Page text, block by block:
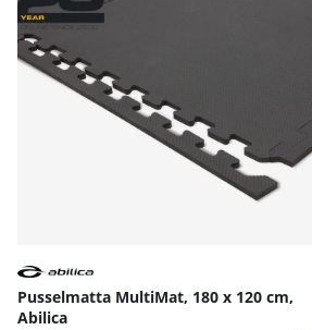
Pusselmatta MultiMat, 180 x 120 cm,
Abilica